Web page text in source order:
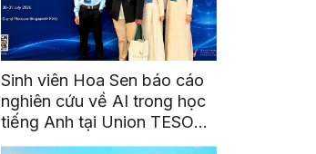
Sinh viên Hoa Sen báo cáo
nghiên cứu về AI trong học
tiếng Anh tại Union TESOL
2026 ở Singapore